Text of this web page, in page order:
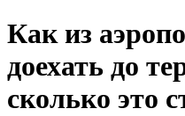
Как из
доехать до
сколько это